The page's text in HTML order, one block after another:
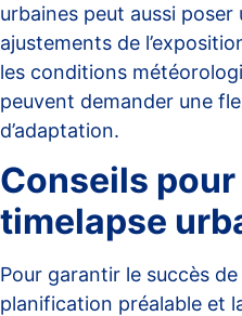
urbaines peut aussi
ajustements de
les conditions
peuvent demander une
d’adaptation.
Conseils
timelapse
Pour garantir le succès
planification préalable et